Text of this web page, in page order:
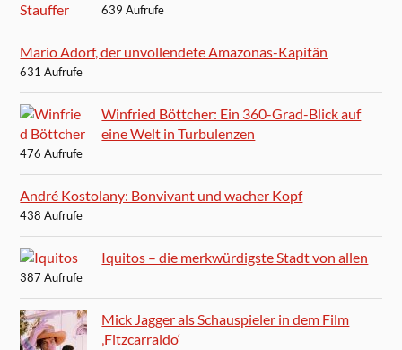
639 Aufrufe
Mario Adorf, der unvollendete Amazonas-Kapitän
631 Aufrufe
Winfried Böttcher: Ein 360-Grad-Blick auf
eine Welt in Turbulenzen
476 Aufrufe
André Kostolany: Bonvivant und wacher Kopf
438 Aufrufe
Iquitos – die merkwürdigste Stadt von allen
387 Aufrufe
Mick Jagger als Schauspieler in dem Film
‚Fitzcarraldo‘